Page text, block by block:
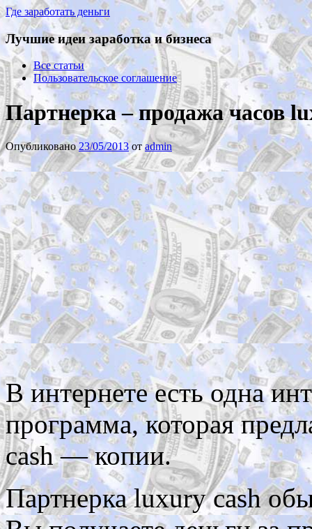
Где заработать деньги
Лучшие идеи заработка и бизнеса
Все статьи
Пользовательское соглашение
Партнерка – продажа часов
Опубликовано23/05/2013 отadmin
В интернете есть одна
программа, которая
cash — копии.
Партнерка luxury cash